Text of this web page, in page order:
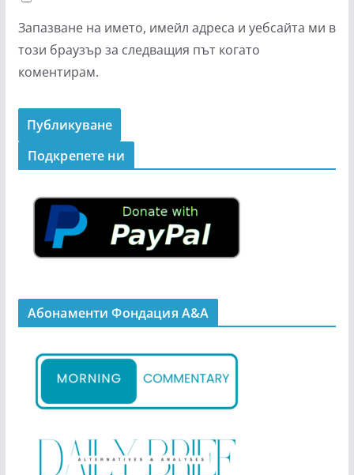
Запазване на името, имейл адреса и уебсайта ми в
този браузър за следващия път когато
коментирам.
Подкрепeте ни
Абонаменти Фондация А&A